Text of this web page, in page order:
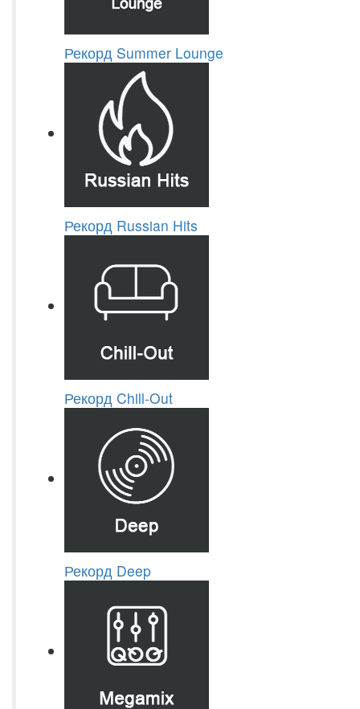
Рекорд Summer Lounge
Рекорд Russian Hits
Рекорд Chill-Out
Рекорд Deep